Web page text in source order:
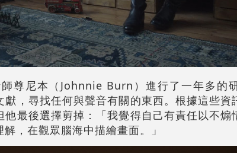
尊尼本（Johnnie Burn）進行了一年多的
，尋找任何與聲音有關的東西。根據這些資
最後選擇剪掉：「我覺得自己有責任以不煽
，在觀眾腦海中描繪畫面。」